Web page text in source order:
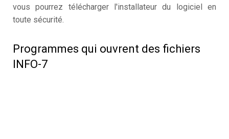
vous pourrez télécharger l'installateur du logiciel en
toute sécurité.
Programmes qui ouvrent des fichiers
INFO-7